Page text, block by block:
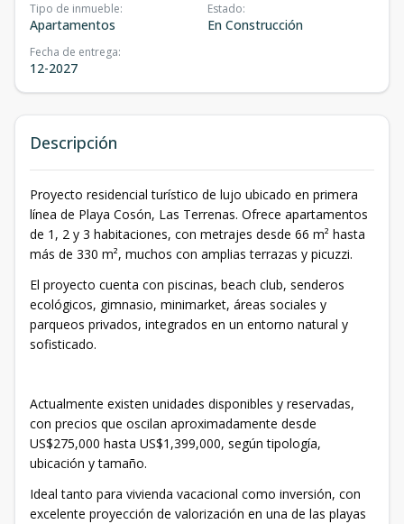
Tipo de inmueble:
Apartamentos
Estado:
En Construcción
Fecha de entrega:
12-2027
Descripción
Proyecto residencial turístico de lujo ubicado en primera
línea de Playa Cosón, Las Terrenas. Ofrece apartamentos
de 1, 2 y 3 habitaciones, con metrajes desde 66 m² hasta
más de 330 m², muchos con amplias terrazas y picuzzi.
El proyecto cuenta con piscinas, beach club, senderos
ecológicos, gimnasio, minimarket, áreas sociales y
parqueos privados, integrados en un entorno natural y
sofisticado.
Actualmente existen unidades disponibles y reservadas,
con precios que oscilan aproximadamente desde
US$275,000 hasta US$1,399,000, según tipología,
ubicación y tamaño.
Ideal tanto para vivienda vacacional como inversión, con
excelente proyección de valorización en una de las playas